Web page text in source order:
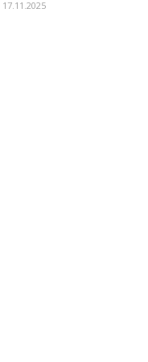
17.11.2025